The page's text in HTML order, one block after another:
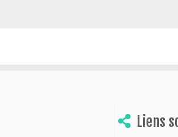
de découvrir la Bolivie
Liens